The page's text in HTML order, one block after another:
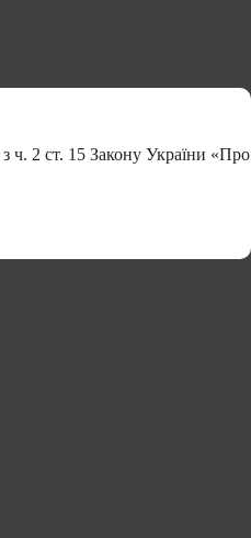
ч. 2 ст. 15 Закону України «Про